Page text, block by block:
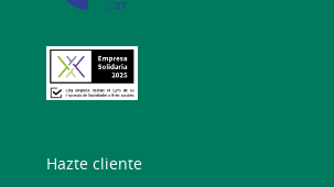
Hazte cliente